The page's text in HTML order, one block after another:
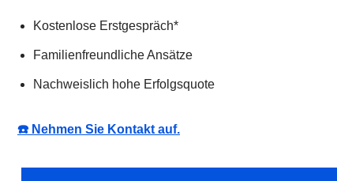
Kostenlose Erstgespräch*
Familienfreundliche Ansätze
Nachweislich hohe Erfolgsquote
☎️ Nehmen Sie Kontakt auf.